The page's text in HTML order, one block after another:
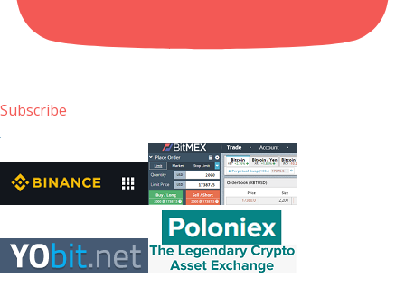
Subscribe